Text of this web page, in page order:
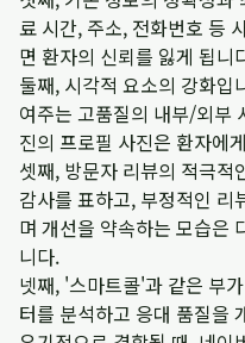
료 시간, 주소, 전화번호 등
면 환자의 신뢰를 잃게 됩니
둘째, 시각적 요소의 강화입
여주는 고품질의 내부/외부
진의 프로필 사진은 환자에
셋째, 방문자 리뷰의 적극적
감사를 표하고, 부정적인
며 개선을 약속하는 모습은
니다.
넷째, '스마트콜'과 같은 부
터를 분석하고 응대 품질을